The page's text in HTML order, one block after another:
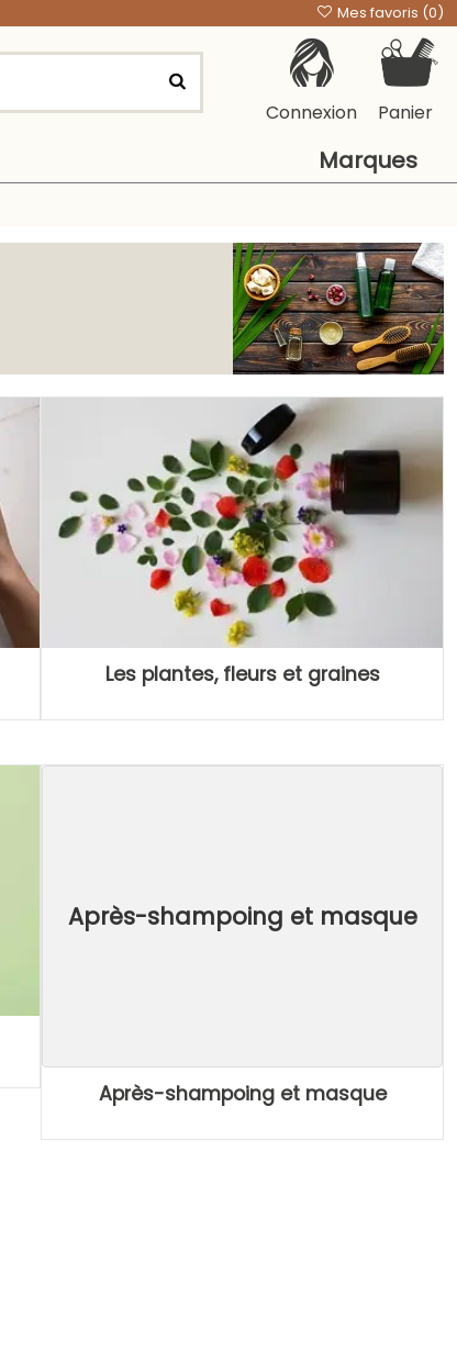
Mes favoris (0)
Connexion Panier
Marques
Les plantes, fleurs et graines
Après-shampoing et masque
Après-shampoing et masque